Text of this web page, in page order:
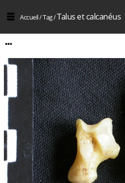
Accueil/Tag/Talus et calcanéus